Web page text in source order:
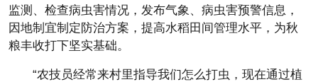
监测、检查病虫害情况，发布气象、病虫害预警信息，
因地制宜制定防治方案，提高水稻田间管理水平，为秋
粮丰收打下坚实基础。
“农技员经常来村里指导我们怎么打虫，现在通过植